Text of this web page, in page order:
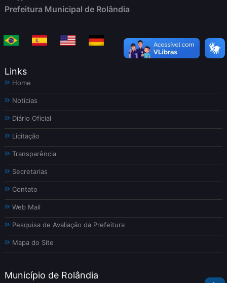
Prefeitura Municipal de Rolândia
Links
Home
Notícias
Diário Oficial
Licitação
Transparência
Secretarias
Contato
Web Mail
Pesquisa de Avaliação da Prefeitura
Mapa do Site
Município de Rolândia